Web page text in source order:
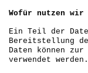
Wofür nutzen wir
Ein Teil der
Bereitstellung
Daten können
verwendet werden.